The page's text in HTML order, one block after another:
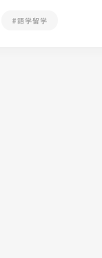
#語学留学